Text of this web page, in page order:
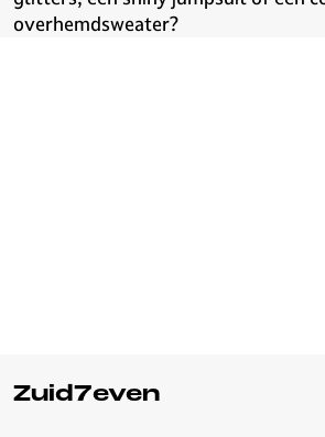
overhemdsweater?
Zuid7even